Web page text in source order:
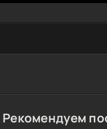
Рекомендуем